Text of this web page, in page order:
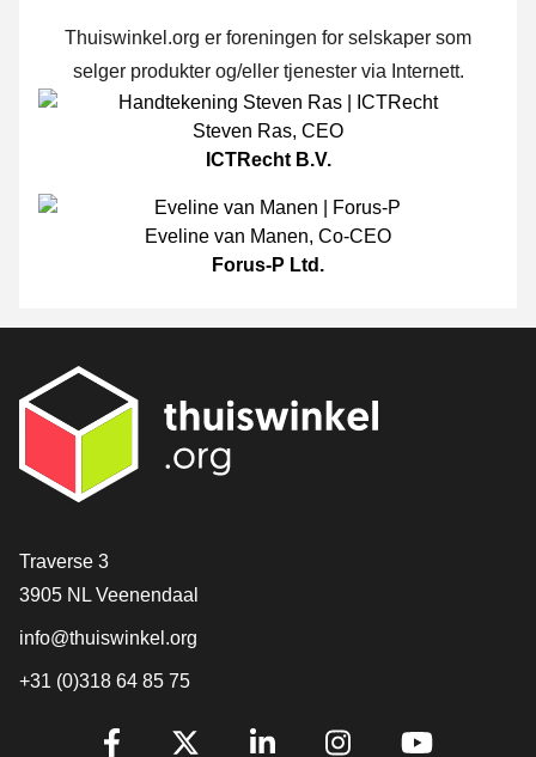
Thuiswinkel.org er foreningen for selskaper som
selger produkter og/eller tjenester via Internett.
Steven Ras, CEO
ICTRecht B.V.
Eveline van Manen, Co-CEO
Forus-P Ltd.
[_General:Contact]
Traverse 3
3905 NL Veenendaal
info@thuiswinkel.org
+31 (0)318 64 85 75
[_General:SocialMediaTitle]